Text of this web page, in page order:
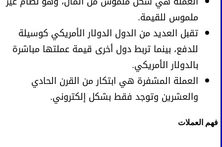
ملموس للقيمة.
تقبل العديد من الدول الدولار الأمريكي كوسيلة
للدفع، بينما تربط دول أخرى قيمة عملتها مباشرة
بالدولار الأمريكي.
العملة المشفرة هي ابتكار من القرن الحادي
والعشرين وتوجد فقط بشكل إلكتروني.
فهم العملات